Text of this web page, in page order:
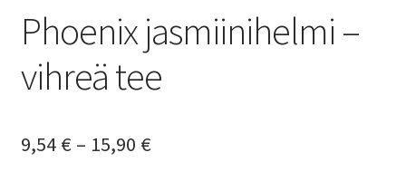
Phoenix jasmiinihelmi –
vihreä tee
9,54 € – 15,90 €Hintaluokka: